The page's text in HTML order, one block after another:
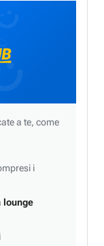
a te, come
i
lounge